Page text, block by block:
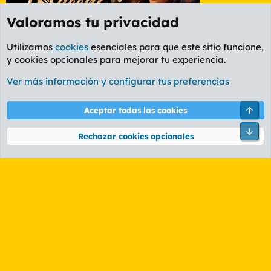
Foro General
Cookies
PL OLDSTYLE AMARILLO
Términos y reglas Política de privacidad Ayuda
Community platform by XenForo® © 2010-2026 XenForo Ltd.
Valoramos tu privacidad
Utilizamos cookies esenciales para que este sitio funcione,
y cookies opcionales para mejorar tu experiencia.
Ver más información y configurar tus preferencias
Aceptar todas las cookies
Rechazar cookies opcionales
Pie